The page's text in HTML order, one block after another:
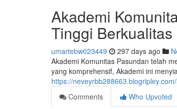
Akademi
Tinggi Berkualitas
umartebw023449 297 days ago
Akademi Komunitas Pasundan telah
yang komprehensif, Akademi ini
https://
Comments
Who Upvoted